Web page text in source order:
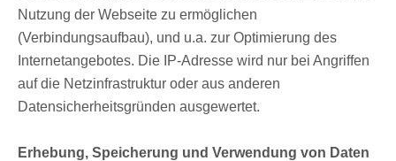
Nutzung der Webseite zu ermöglichen
(Verbindungsaufbau), und u.a. zur Optimierung des
Internetangebotes. Die IP-Adresse wird nur bei Angriffen
auf die Netzinfrastruktur oder aus anderen
Datensicherheitsgründen ausgewertet.
Erhebung, Speicherung und Verwendung von Daten